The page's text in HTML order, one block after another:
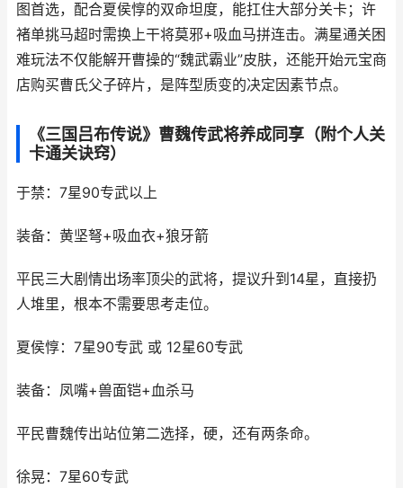
图首选，配合夏侯惇的双命坦度，能扛住大部分关卡；许
褚单挑马超时需换上干将莫邪+吸血马拼连击。满星通关困
难玩法不仅能解开曹操的“魏武霸业”皮肤，还能开始元宝商
店购买曹氏父子碎片，是阵型质变的决定因素节点。
《三国吕布传说》曹魏传武将养成同享（附个人关
卡通关诀窍）
于禁：7星90专武以上
装备：黄坚弩+吸血衣+狼牙箭
平民三大剧情出场率顶尖的武将，提议升到14星，直接扔
人堆里，根本不需要思考走位。
夏侯惇：7星90专武 或 12星60专武
装备：凤嘴+兽面铠+血杀马
平民曹魏传出站位第二选择，硬，还有两条命。
徐晃：7星60专武